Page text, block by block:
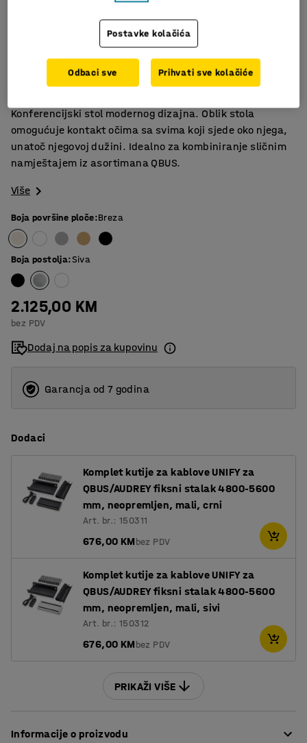
U nekoliko dužina
Odgovara ostalom namještaju iz asortimana QBUS
Konferencijski stol modernog dizajna. Oblik stola
omogućuje kontakt očima sa svima koji sjede oko njega,
unatoč njegovoj dužini. Idealno za kombiniranje sličnim
namještajem iz asortimana QBUS.
Više
Boja površine ploče:Breza
Boja postolja:Siva
2.125,00 KM
bez PDV
Dodaj na popis za kupovinu
Garancja od 7 godina
Dodaci
Komplet kutije za kablove UNIFY za
QBUS/AUDREY fiksni stalak 4800-5600
mm, neopremljen, mali, crni
Art. br.: 150311
676,00 KMbez PDV
Komplet kutije za kablove UNIFY za
QBUS/AUDREY fiksni stalak 4800-5600
mm, neopremljen, mali, sivi
Art. br.: 150312
676,00 KMbez PDV
PRIKAŽI VIŠE
Informacije o proizvodu
Postavke kolačića
Odbaci sve Prihvati sve kolačiće